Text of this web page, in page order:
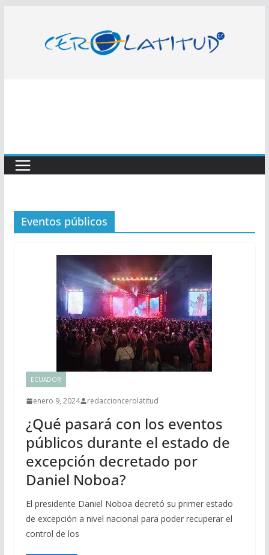
contenido
Eventos públicos
ECUADOR
enero 9, 2024 redaccioncerolatitud
¿Qué pasará con los eventos
públicos durante el estado de
excepción decretado por
Daniel Noboa?
El presidente Daniel Noboa decretó su primer estado
de excepción a nivel nacional para poder recuperar el
control de los